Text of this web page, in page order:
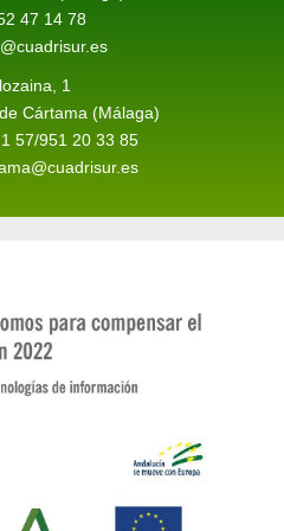
47 14 78
1
Cártama (Málaga)
57/951 20 33 85